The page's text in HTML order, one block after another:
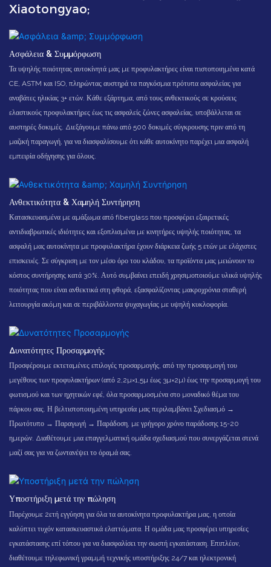
Xiaotongyao;
Ασφάλεια & Συμμόρφωση
Τα υψηλής ποιότητας αυτοκίνητά μας με προφυλακτήρες είναι πιστοποιημένα κατά
CE, ASTM και ISO, πληρώντας αυστηρά τα παγκόσμια πρότυπα ασφαλείας για
αναβάτες ηλικίας 3+ ετών. Κάθε εξάρτημα, από τους ανθεκτικούς σε κρούσεις
ελαστικούς προφυλακτήρες έως τις ασφαλείς ζώνες ασφαλείας, υποβάλλεται σε
αυστηρές δοκιμές. Διεξάγουμε πάνω από 500 δοκιμές σύγκρουσης πριν από τη
μαζική παραγωγή, για να διασφαλίσουμε ότι κάθε αυτοκίνητο παρέχει μια ασφαλή
εμπειρία οδήγησης για όλους.
Ανθεκτικότητα & Χαμηλή Συντήρηση
Κατασκευασμένα με αμάξωμα από fiberglass που προσφέρει εξαιρετικές
αντιδιαβρωτικές ιδιότητες και εξοπλισμένα με κινητήρες υψηλής ποιότητας, τα
ασφαλή μας αυτοκίνητα με προφυλακτήρα έχουν διάρκεια ζωής 5 ετών με ελάχιστες
επισκευές. Σε σύγκριση με τον μέσο όρο του κλάδου, τα προϊόντα μας μειώνουν το
κόστος συντήρησης κατά 30%. Αυτό συμβαίνει επειδή χρησιμοποιούμε υλικά υψηλής
ποιότητας που είναι ανθεκτικά στη φθορά, εξασφαλίζοντας μακροχρόνια σταθερή
λειτουργία ακόμη και σε περιβάλλοντα ψυχαγωγίας με υψηλή κυκλοφορία.
Δυνατότητες Προσαρμογής
Προσφέρουμε εκτεταμένες επιλογές προσαρμογής, από την προσαρμογή του
μεγέθους των προφυλακτήρων (από 2,2μ×1,5μ έως 3μ×2μ) έως την προσαρμογή του
φωτισμού και των ηχητικών εφέ, όλα προσαρμοσμένα στο μοναδικό θέμα του
πάρκου σας. Η βελτιστοποιημένη υπηρεσία μας περιλαμβάνει Σχεδιασμό →
Πρωτότυπο → Παραγωγή → Παράδοση, με γρήγορο χρόνο παράδοσης 15-20
ημερών. Διαθέτουμε μια επαγγελματική ομάδα σχεδιασμού που συνεργάζεται στενά
μαζί σας για να ζωντανέψει το όραμά σας.
Υποστήριξη μετά την πώληση
Παρέχουμε 2ετή εγγύηση για όλα τα αυτοκίνητα προφυλακτήρα μας, η οποία
καλύπτει τυχόν κατασκευαστικά ελαττώματα. Η ομάδα μας προσφέρει υπηρεσίες
εγκατάστασης επί τόπου για να διασφαλίσει την σωστή εγκατάσταση. Επιπλέον,
διαθέτουμε τηλεφωνική γραμμή τεχνικής υποστήριξης 24/7 και ηλεκτρονική